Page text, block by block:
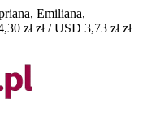
Emiliana,
zł zł / USD 3,73 zł zł